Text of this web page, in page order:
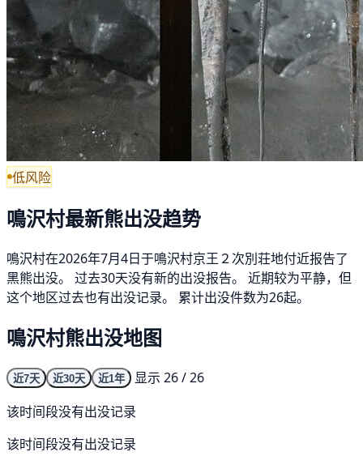
低风险
鳴沢村最新熊出没趋势
鳴沢村在2026年7月4日于鳴沢村京王２次別荘地付近报告了
黑熊出没。 过去30天没有新的出没报告。 近期较为平静，但
这个地区过去也有出没记录。 累计出没件数为26起。
鳴沢村熊出没地图
近7天 近30天 近1年
显示 26 / 26
该时间段没有出没记录
该时间段没有出没记录